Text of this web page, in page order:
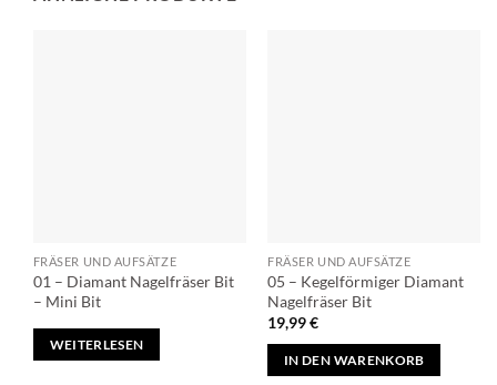
FRÄSER UND AUFSÄTZE
01 – Diamant Nagelfräser Bit
– Mini Bit
WEITERLESEN
FRÄSER UND AUFSÄTZE
05 – Kegelförmiger Diamant
Nagelfräser Bit
19,99€
IN DEN WARENKORB